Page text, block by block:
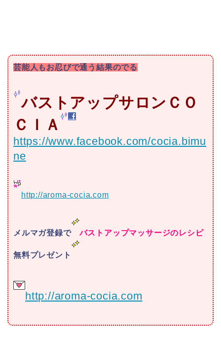
芸能人もお忍びで通う結果のでる
バストアップサロンＣＯ
ＣＩＡ
https://www.facebook.com/cocia.bimu
ne
http://aroma-cocia.com
メルマガ登録で バストアップマッサージのレシピ
無料プレゼント
http://aroma-cocia.com